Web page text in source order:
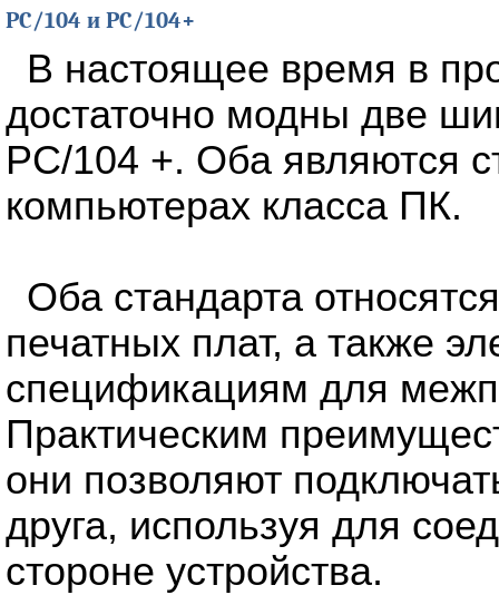
PC/104 и PC/104+
В настоящее время в
достаточно модны две
PC/104 +. Оба являются
компьютерах класса ПК.
Оба стандарта
печатных плат, а также
спецификациям для
Практическим
они позволяют
друга, используя для
стороне устройства.